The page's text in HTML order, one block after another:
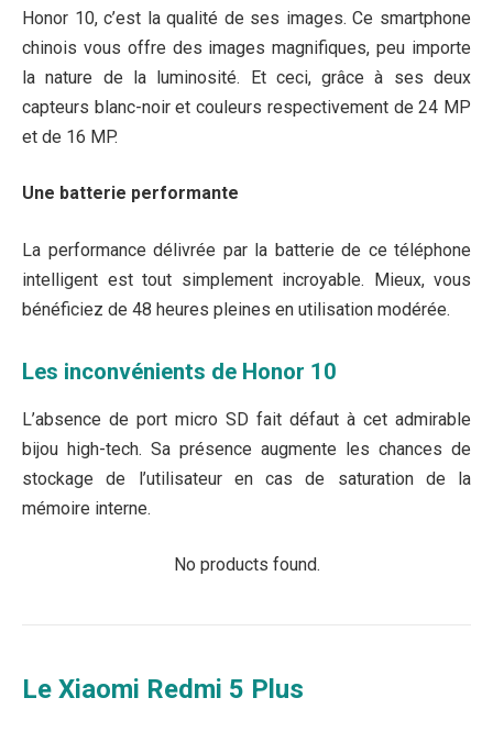
Honor 10, c’est la qualité de ses images. Ce smartphone
chinois vous offre des images magnifiques, peu importe
la nature de la luminosité. Et ceci, grâce à ses deux
capteurs blanc-noir et couleurs respectivement de 24 MP
et de 16 MP.
Une batterie performante
La performance délivrée par la batterie de ce téléphone
intelligent est tout simplement incroyable. Mieux, vous
bénéficiez de 48 heures pleines en utilisation modérée.
Les inconvénients de Honor 10
L’absence de port micro SD fait défaut à cet admirable
bijou high-tech. Sa présence augmente les chances de
stockage de l’utilisateur en cas de saturation de la
mémoire interne.
No products found.
Le Xiaomi Redmi 5 Plus